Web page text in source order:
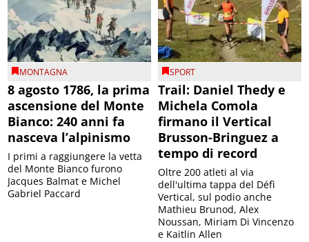
MONTAGNA
8 agosto 1786, la prima
ascensione del Monte
Bianco: 240 anni fa
nasceva l’alpinismo
I primi a raggiungere la vetta
del Monte Bianco furono
Jacques Balmat e Michel
Gabriel Paccard
SPORT
Trail: Daniel Thedy e
Michela Comola
firmano il Vertical
Brusson-Bringuez a
tempo di record
Oltre 200 atleti al via
dell'ultima tappa del Défì
Vertical, sul podio anche
Mathieu Brunod, Alex
Noussan, Miriam Di Vincenzo
e Kaitlin Allen